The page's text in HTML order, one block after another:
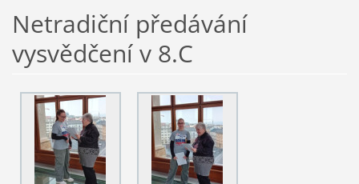
Netradiční předávání
vysvědčení v 8.C